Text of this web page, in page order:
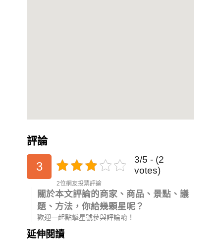
評論
3
3/5 - (2
votes)
2位網友投票評論
關於本文評論的商家、商品、景點、議
題、方法，你給幾顆星呢？
歡迎一起點擊星號參與評論唷！
延伸閱讀